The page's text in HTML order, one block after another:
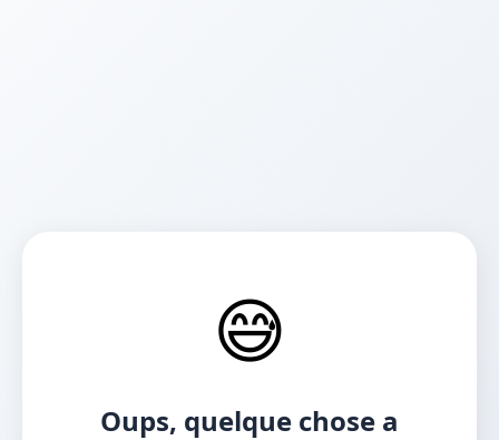
😅
Oups, quelque chose a